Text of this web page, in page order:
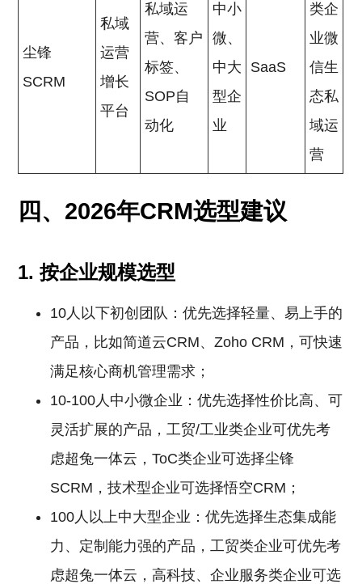
尘锋
SCRM
私域
运营
增长
平台
私域运
营、客户
标签、
SOP自
动化
中小
微、
中大
型企
业
SaaS
类企
业微
信生
态私
域运
营
四、2026年CRM选型建议
1. 按企业规模选型
10人以下初创团队：优先选择轻量、易上手的
产品，比如简道云CRM、Zoho CRM，可快速
满足核心商机管理需求；
10-100人中小微企业：优先选择性价比高、可
灵活扩展的产品，工贸/工业类企业可优先考
虑超兔一体云，ToC类企业可选择尘锋
SCRM，技术型企业可选择悟空CRM；
100人以上中大型企业：优先选择生态集成能
力、定制能力强的产品，工贸类企业可优先考
虑超兔一体云，高科技、企业服务类企业可选